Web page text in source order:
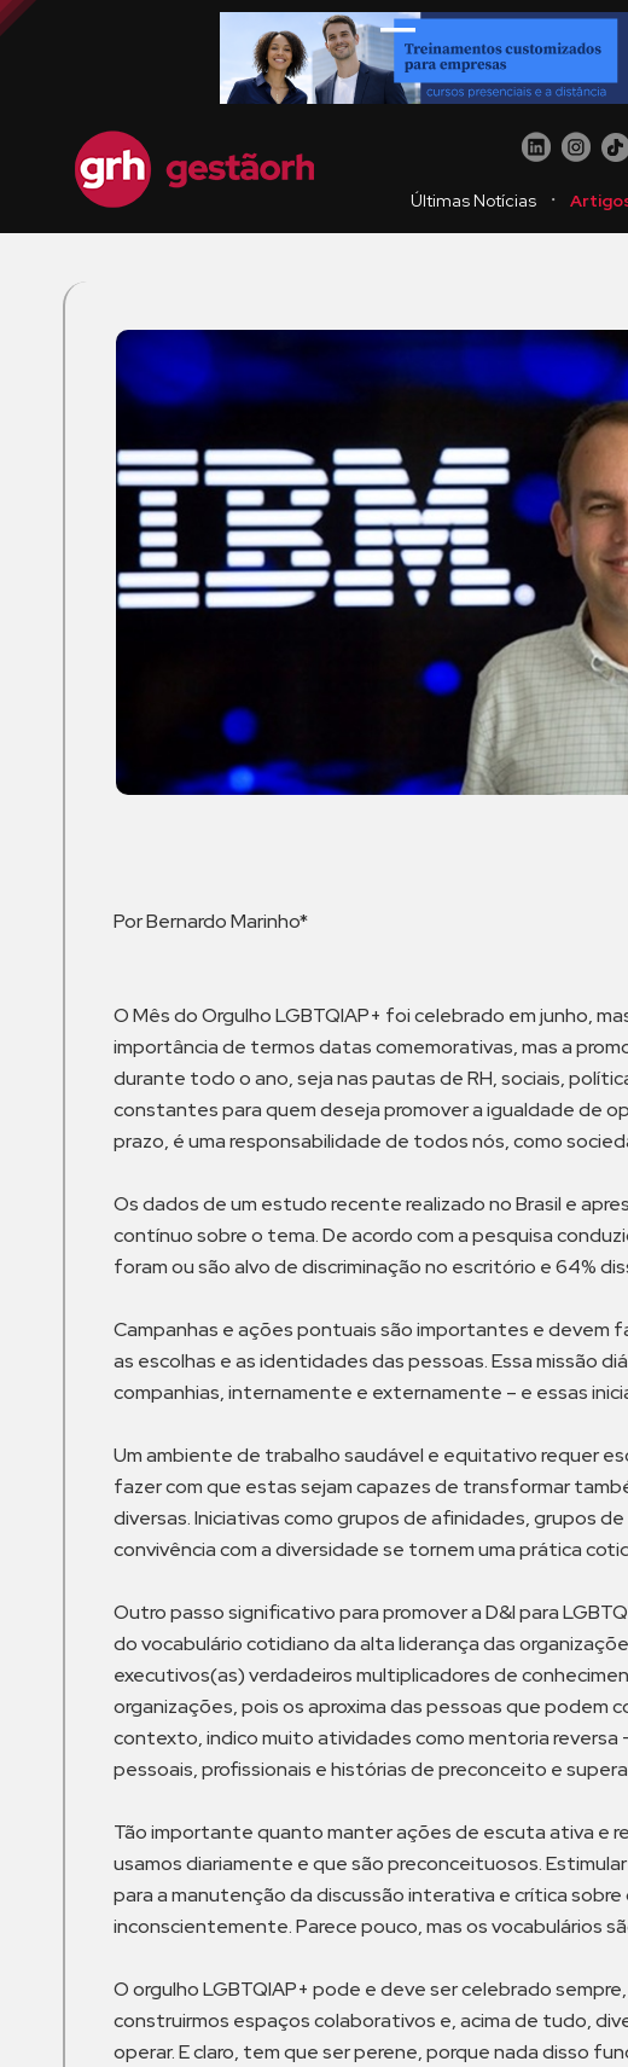
Últimas Notícias ・
Por Bernardo Marinho*
O Mês do Orgulho LGBTQIAP+ foi celebrado em junho,
importância de termos datas comemorativas, mas a
durante todo o ano, seja nas pautas de RH, sociais,
constantes para quem deseja promover a igualdade de
prazo, é uma responsabilidade de todos nós, como
Os dados de um estudo recente realizado no Brasil e
contínuo sobre o tema. De acordo com a pesquisa
foram ou são alvo de discriminação no escritório e 64%
Campanhas e ações pontuais são importantes e devem
as escolhas e as identidades das pessoas. Essa missão
companhias, internamente e externamente – e essas
Um ambiente de trabalho saudável e equitativo requer
fazer com que estas sejam capazes de transformar
diversas. Iniciativas como grupos de afinidades, grupos
convivência com a diversidade se tornem uma prática
Outro passo significativo para promover a D&I para
do vocabulário cotidiano da alta liderança das
executivos(as) verdadeiros multiplicadores de
organizações, pois os aproxima das pessoas que podem
contexto, indico muito atividades como mentoria reversa
pessoais, profissionais e histórias de preconceito e
Tão importante quanto manter ações de escuta ativa e
usamos diariamente e que são preconceituosos.
para a manutenção da discussão interativa e crítica
inconscientemente. Parece pouco, mas os vocabulários
O orgulho LGBTQIAP+ pode e deve ser celebrado
construirmos espaços colaborativos e, acima de tudo,
operar. E claro, tem que ser perene, porque nada disso